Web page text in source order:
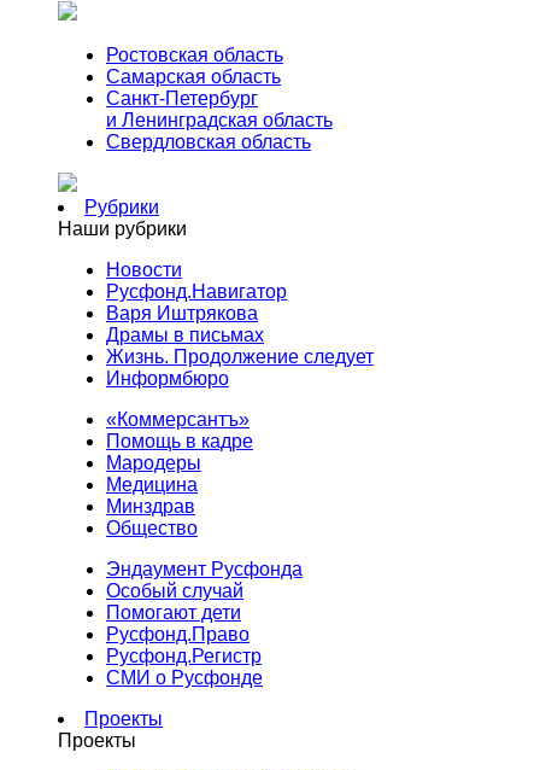
Ростовская область
Самарская область
Санкт-Петербург
и Ленинградская область
Свердловская область
Рубрики
Наши рубрики
Новости
Русфонд.Навигатор
Варя Иштрякова
Драмы в письмах
Жизнь. Продолжение следует
Информбюро
«Коммерсантъ»
Помощь в кадре
Мародеры
Медицина
Минздрав
Общество
Эндаумент Русфонда
Особый случай
Помогают дети
Русфонд.Право
Русфонд.Регистр
СМИ о Русфонде
Проекты
Проекты